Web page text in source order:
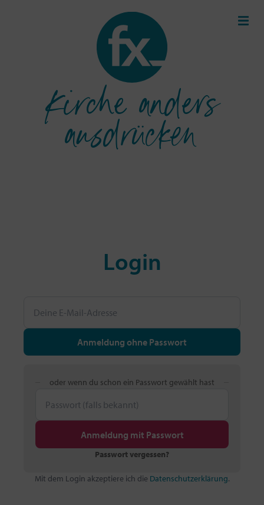
Kirche anders
ausdrücken
Login
Anmeldung ohne Passwort
oder wenn du schon ein Passwort gewählt hast
Anmeldung mit Passwort
Passwort vergessen?
Mit dem Login akzeptiere ich die Datenschutzerklärung.